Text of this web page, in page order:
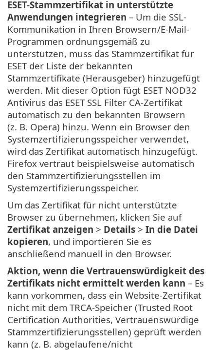
ESET-Stammzertifikat in unterstützte
Anwendungen integrieren – Um die SSL-
Kommunikation in Ihren Browsern/E-Mail-
Programmen ordnungsgemäß zu
unterstützen, muss das Stammzertifikat für
ESET der Liste der bekannten
Stammzertifikate (Herausgeber) hinzugefügt
werden. Mit dieser Option fügt ESET NOD32
Antivirus das ESET SSL Filter CA-Zertifikat
automatisch zu den bekannten Browsern
(z. B. Opera) hinzu. Wenn ein Browser den
Systemzertifizierungsspeicher verwendet,
wird das Zertifikat automatisch hinzugefügt.
Firefox vertraut beispielsweise automatisch
den Stammzertifizierungsstellen im
Systemzertifizierungsspeicher.
Um das Zertifikat für nicht unterstützte
Browser zu übernehmen, klicken Sie auf
Zertifikat anzeigen > Details > In die Datei
kopieren, und importieren Sie es
anschließend manuell in den Browser.
Aktion, wenn die Vertrauenswürdigkeit des
Zertifikats nicht ermittelt werden kann – Es
kann vorkommen, dass ein Website-Zertifikat
nicht mit dem TRCA-Speicher (Trusted Root
Certification Authorities, Vertrauenswürdige
Stammzertifizierungsstellen) geprüft werden
kann (z. B. abgelaufene/nicht